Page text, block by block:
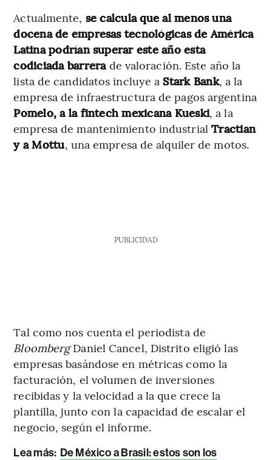
Actualmente, se calcula que al menos una
docena de empresas tecnológicas de América
Latina podrían superar este año esta
codiciada barrerade valoración. Este año la
lista de candidatos incluye a Stark Bank, a la
empresa de infraestructura de pagos argentina
Pomelo, a la fintech mexicana Kueski, a la
empresa de mantenimiento industrial Tractian
y a Mottu, una empresa de alquiler de motos.
PUBLICIDAD
Tal como nos cuenta el periodista de
BloombergDaniel Cancel, Distrito eligió las
empresas basándose en métricas como la
facturación, el volumen de inversiones
recibidas y la velocidad a la que crece la
plantilla, junto con la capacidad de escalar el
negocio, según el informe.
Lea más: De México a Brasil: estos son los